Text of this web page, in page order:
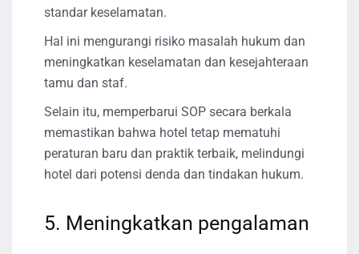
standar keselamatan.
Hal ini mengurangi risiko masalah hukum dan
meningkatkan keselamatan dan kesejahteraan
tamu dan staf.
Selain itu, memperbarui SOP secara berkala
memastikan bahwa hotel tetap mematuhi
peraturan baru dan praktik terbaik, melindungi
hotel dari potensi denda dan tindakan hukum.
5. Meningkatkan pengalaman